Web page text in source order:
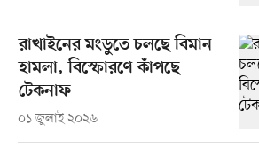
রাখাইনের মংডুতে চলছে বিমান
হামলা, বিস্ফোরণে কাঁপছে
টেকনাফ
০১ জুলাই ২০২৬